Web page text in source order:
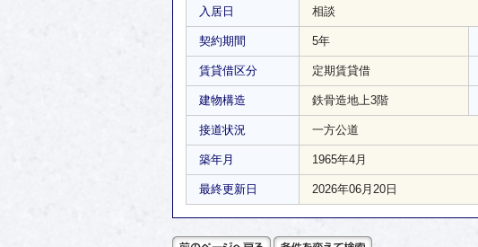
入居日 相談
契約期間 5年
賃貸借区分 定期賃貸借
建物構造 鉄骨造地上3階
接道状況 一方公道
築年月 1965年4月
最終更新日 2026年06月20日